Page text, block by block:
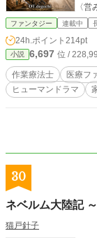
〈
王国唯一
べき道が示され
アル
く。 ある夜、かつて炎剣の英雄と呼ばれたパン職人ガルド
が、アル
き手紙を
役割
び
を、
「
ファンタジー 連載中
24h.ポイント 214pt
小説 6,697 位 /
作業療法士 医療フ
ヒューマンドラマ
30
ネベルム大陸記
猫戸針子